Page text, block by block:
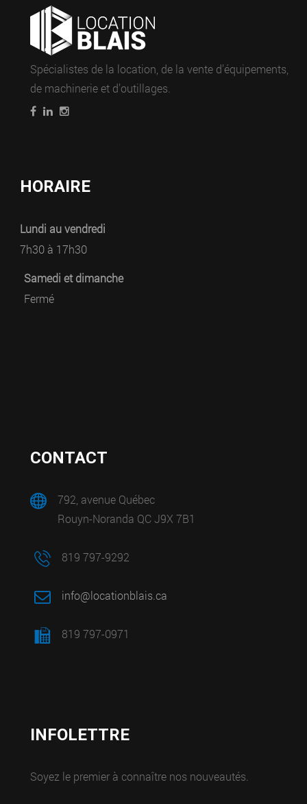
Spécialistes de la location, de la vente d’équipements,
de machinerie et d’outillages.
HORAIRE
Lundi au vendredi
7h30 à 17h30
Samedi et dimanche
Fermé
CONTACT
792, avenue Québec
Rouyn-Noranda QC J9X 7B1
819 797-9292
info@locationblais.ca
819 797-0971
INFOLETTRE
Soyez le premier à connaître nos nouveautés.